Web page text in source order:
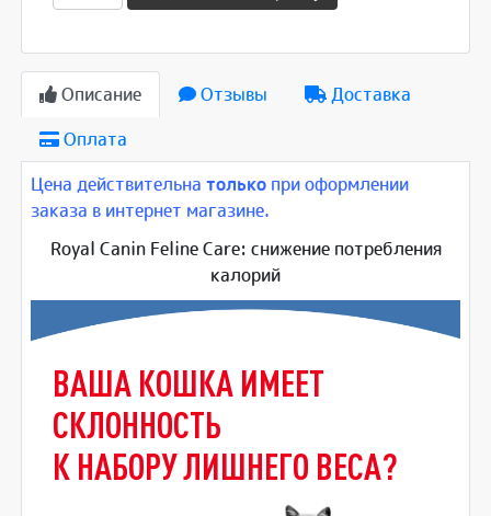
Описание Отзывы
Доставка
Оплата
Цена действительнатолько при оформлении
заказа в интернет магазине.
Royal Canin Feline Care: снижение потребления
калорий